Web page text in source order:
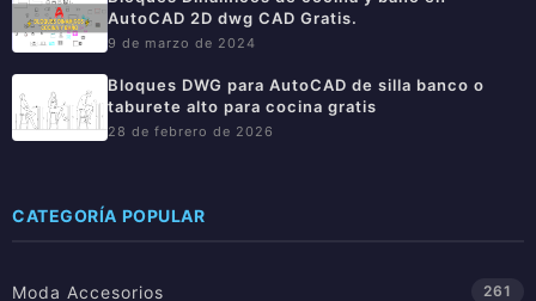
AutoCAD 2D dwg CAD Gratis.
9 de marzo de 2024
Bloques DWG para AutoCAD de silla banco o
taburete alto para cocina gratis
28 de febrero de 2026
CATEGORÍA POPULAR
Moda Accesorios 261